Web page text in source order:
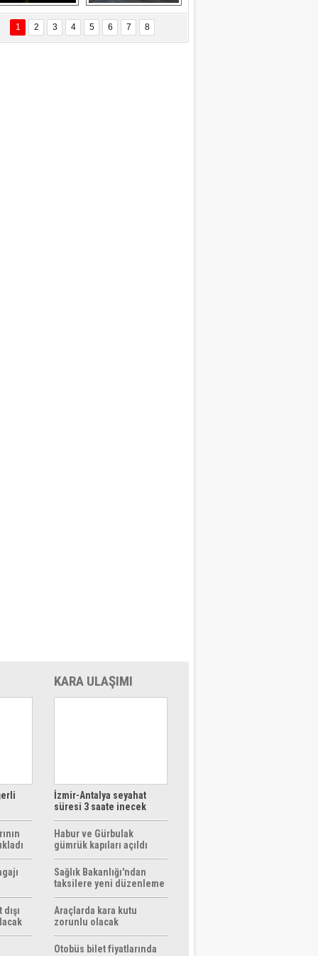
ÖZYANIK
Değişti?
Delta uçağına
yıldırım çarptı
Ford Focus RS
(2015)
1 2 3 4 5 6 7 8
KARA ULAŞIMI
İzmir-Antalya seyahat
süresi 3 saate inecek
Habur ve Gürbulak
gümrük kapıları açıldı
Sağlık Bakanlığı'ndan
taksilere yeni düzenleme
Araçlarda kara kutu
zorunlu olacak
Otobüs bilet fiyatlarında